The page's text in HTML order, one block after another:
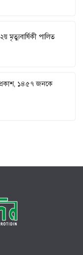
মৃত্যুবার্ষিকী পালিত
১৪৫৭ জনকে